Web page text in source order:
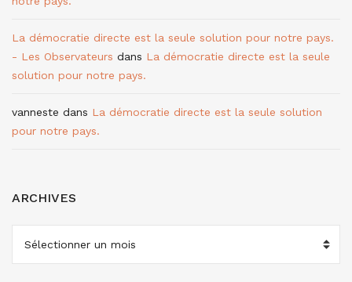
La démocratie directe est la seule solution pour notre pays.
- Les Observateurs dans La démocratie directe est la seule
solution pour notre pays.
vanneste dans La démocratie directe est la seule solution
pour notre pays.
ARCHIVES
ARCHIVES